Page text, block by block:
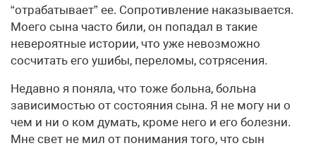
“отрабатывает” ее. Сопротивление наказывается.
Моего сына часто били, он попадал в такие
невероятные истории, что уже невозможно
сосчитать его ушибы, переломы, сотрясения.
Недавно я поняла, что тоже больна, больна
зависимостью от состояния сына. Я не могу ни о
чем и ни о ком думать, кроме него и его болезни.
Мне свет не мил от понимания того, что сын